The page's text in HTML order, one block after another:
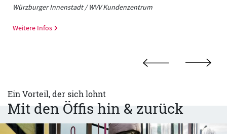
Würzburger Innenstadt / WVV Kundenzentrum
Weitere Infos
Ein Vorteil, der sich lohnt
Mit den Öffis hin & zurück